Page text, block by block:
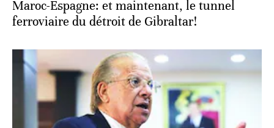
Maroc-Espagne: et maintenant, le tunnel
ferroviaire du détroit de Gibraltar!